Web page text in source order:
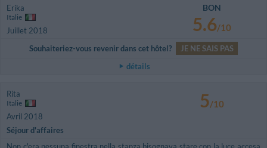
Erika
Italie
Juillet 2018
BON
5.6/10
Souhaiteriez-vous revenir dans cet hôtel?
JE NE SAIS PAS
détails
Rita
Italie
Avril 2018
Séjour d'affaires
5/10
Non c'era nessuna finestra nella stanza bisognava stare con la luce accesa